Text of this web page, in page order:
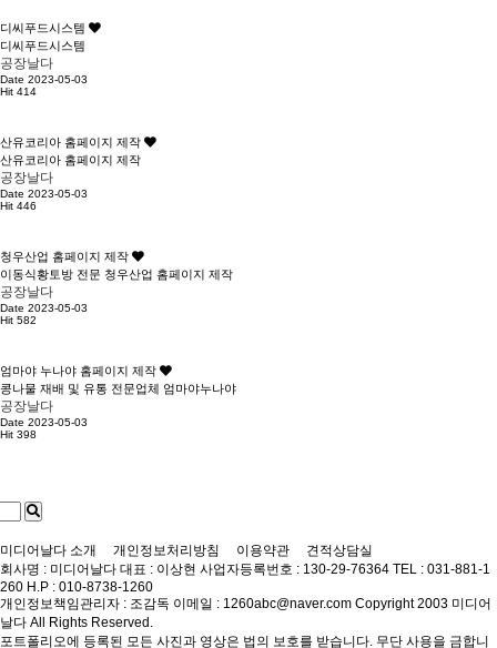
디씨푸드시스템
디씨푸드시스템
공장날다
Date 2023-05-03
Hit 414
산유코리아 홈페이지 제작
산유코리아 홈페이지 제작
공장날다
Date 2023-05-03
Hit 446
청우산업 홈페이지 제작
이동식황토방 전문 청우산업 홈페이지 제작
공장날다
Date 2023-05-03
Hit 582
엄마야 누나야 홈페이지 제작
콩나물 재배 및 유통 전문업체 엄마야누나야
공장날다
Date 2023-05-03
Hit 398
미디어날다 소개 개인정보처리방침 이용약관
견적상담실
회사명 : 미디어날다 대표 : 이상현 사업자등록번호 : 130-29-76364 TEL : 031-881-1
260 H.P : 010-8738-1260
개인정보책임관리자 : 조감독 이메일 : 1260abc@naver.com Copyright 2003 미디어
날다 All Rights Reserved.
포트폴리오에 등록된 모든 사진과 영상은 법의 보호를 받습니다. 무단 사용을 금합니